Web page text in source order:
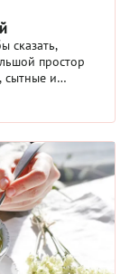
сказать,
простор